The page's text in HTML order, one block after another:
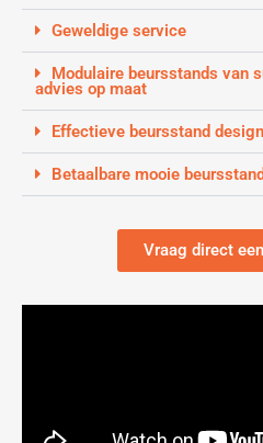
Geweldige service
Modulaire beursstands van
advies op maat
Effectieve beursstand
Betaalbare mooie
Vraag direct